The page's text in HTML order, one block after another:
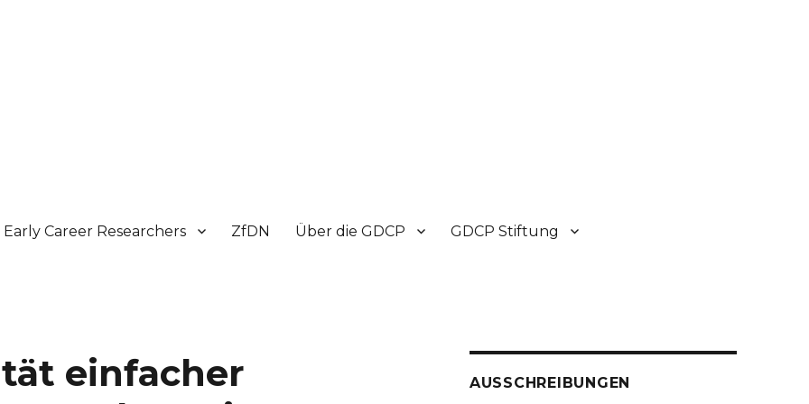
Early Career Researchers ZfDN Über die GDCP GDCP Stiftung
einfacher
AUSSCHREIBUNGEN